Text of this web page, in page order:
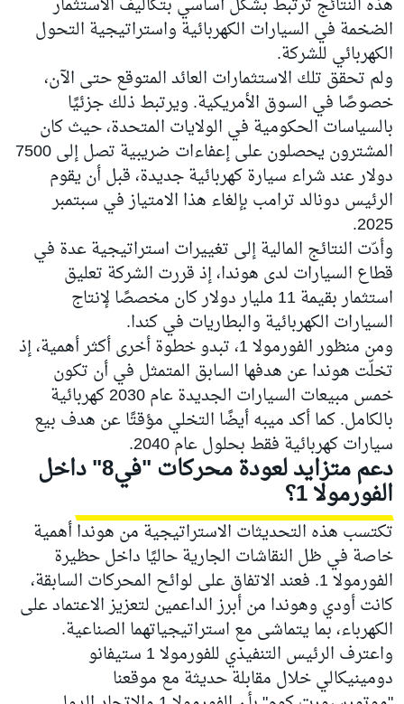
الضخمة في السيارات الكهربائية واستراتيجية التحول
الكهربائي للشركة.
ولم تحقق تلك الاستثمارات العائد المتوقع حتى الآن،
خصوصًا في السوق الأمريكية. ويرتبط ذلك جزئيًا
بالسياسات الحكومية في الولايات المتحدة، حيث كان
المشترون يحصلون على إعفاءات ضريبية تصل إلى 7500
دولار عند شراء سيارة كهربائية جديدة، قبل أن يقوم
الرئيس دونالد ترامب بإلغاء هذا الامتياز في سبتمبر
2025.
وأدّت النتائج المالية إلى تغييرات استراتيجية عدة في
قطاع السيارات لدى هوندا، إذ قررت الشركة تعليق
استثمار بقيمة 11 مليار دولار كان مخصصًا لإنتاج
السيارات الكهربائية والبطاريات في كندا.
ومن منظور الفورمولا 1، تبدو خطوة أخرى أكثر أهمية، إذ
تخلّت هوندا عن هدفها السابق المتمثل في أن تكون
خمس مبيعات السيارات الجديدة عام 2030 كهربائية
بالكامل. كما أكد ميبه أيضًا التخلي مؤقتًا عن هدف بيع
سيارات كهربائية فقط بحلول عام 2040.
دعم متزايد لعودة محركات "في8" داخل
الفورمولا 1؟
تكتسب هذه التحديثات الاستراتيجية من هوندا أهمية
خاصة في ظل النقاشات الجارية حاليًا داخل حظيرة
الفورمولا 1. فعند الاتفاق على لوائح المحركات السابقة،
كانت أودي وهوندا من أبرز الداعمين لتعزيز الاعتماد على
الكهرباء، بما يتماشى مع استراتيجياتهما الصناعية.
واعترف الرئيس التنفيذي للفورمولا 1 ستيفانو
دومينيكالي خلال مقابلة حديثة مع موقعنا